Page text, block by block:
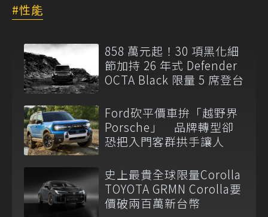
性能
858 萬元起！30 項黑化細
節加持 26 年式 Defender
OCTA Black 限量 5 席登台
Ford砍平價車拚「越野界
Porsche」 品牌轉型卻
恐把入門客群拱手讓人
史上最貴全球限量Corolla
TOYOTA GRMN Corolla要
價破兩百萬新台幣